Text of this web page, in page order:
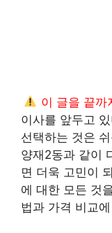
이 글을 끝까
이사를 앞두고
선택하는 것은
양재2동과 같이
면 더욱 고민이
에 대한 모든 것
법과 가격 비교